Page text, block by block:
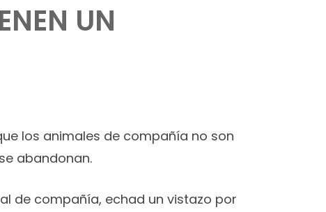
UN
los animales de compañía no son
abandonan.
de compañía, echad un vistazo por